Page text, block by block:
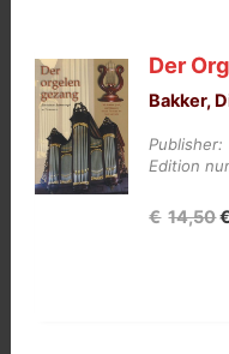
Der
Bakker,
Publisher:
Edition
€ 14,50€